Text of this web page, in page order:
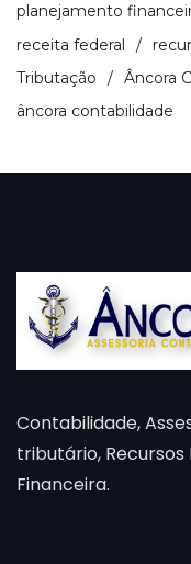
planejamento
receita federal
Tributação
Âncora
âncora contabilidade
Contabilidade,
tributário,
Financeira.